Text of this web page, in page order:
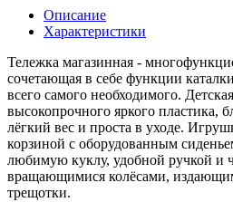
Описание
Характеристики
Тележка магазинная -
сочетающая в себе функции
всего самого необходимого.
высокопрочного яркого пластика,
лёгкий вес и проста в уходе.
корзиной с оборудованным
любимую куклу, удобной ручкой и
вращающимися колёсами,
трещотки.